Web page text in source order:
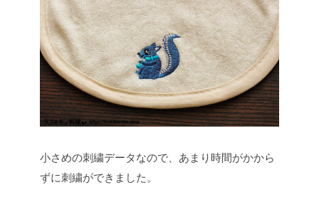
小さめの刺繍データなので、あまり時間がかから
ずに刺繍ができました。